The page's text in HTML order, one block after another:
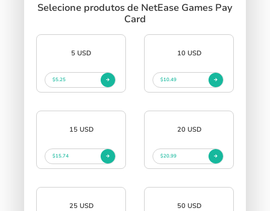
Selecione produtos de NetEase Games Pay
Card
5 USD
$5.25
10 USD
$10.49
15 USD
$15.74
20 USD
$20.99
25 USD 50 USD